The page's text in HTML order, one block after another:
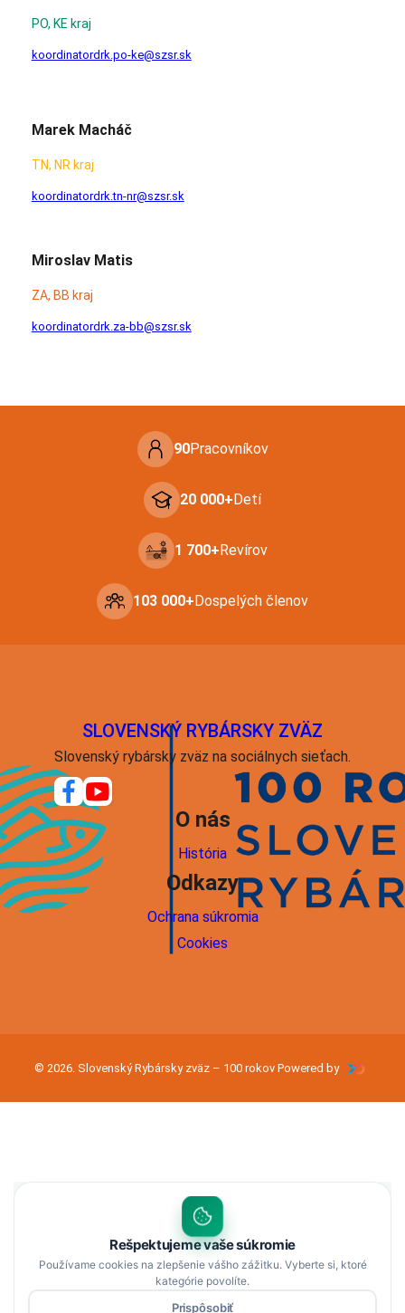
PO, KE kraj
koordinatordrk.po-ke@szsr.sk
Marek Macháč
TN, NR kraj
koordinatordrk.tn-nr@szsr.sk
Miroslav Matis
ZA, BB kraj
koordinatordrk.za-bb@szsr.sk
90Pracovníkov
20 000+Detí
1 700+Revírov
103 000+Dospelých členov
SLOVENSKÝ RYBÁRSKY ZVÄZ
Slovenský rybársky zväz na sociálnych sieťach.
O nás
História
Odkazy
Ochrana súkromia
Cookies
© 2026. Slovenský Rybársky zväz – 100 rokov Powered by
Rešpektujeme vaše súkromie
Používame cookies na zlepšenie vášho zážitku. Vyberte si, ktoré
kategórie povolíte.
Prispôsobiť